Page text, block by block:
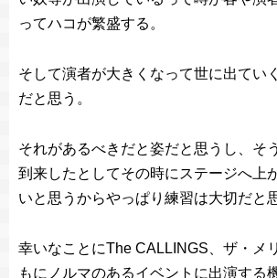
ってハコが繁盛する。
そして演者が大きくなって世に出てい
だと思う。
それがあるべきだと姿だと思うし、そ
到来したとしてその時にステージへ上
いと思うからやっぱり練習は大切だと
幸いなことにThe CALLINGS、ザ・メ
もにノルマのあるイベントに出演する